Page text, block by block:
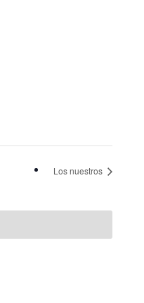
Los nuestros